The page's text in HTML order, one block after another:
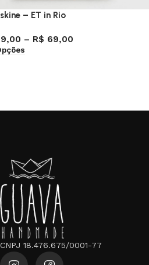
– ET in Rio
– R$ 69,00
CNPJ 18.476.675/0001-77